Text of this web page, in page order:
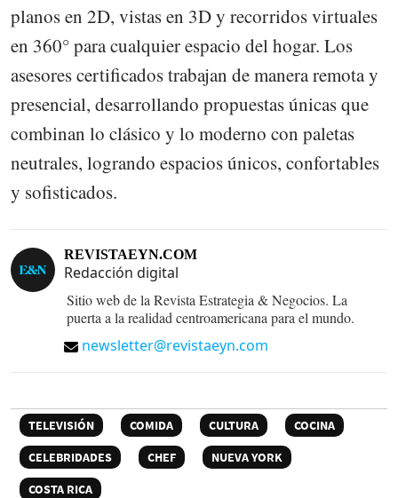
planos en 2D, vistas en 3D y recorridos virtuales
en 360° para cualquier espacio del hogar. Los
asesores certificados trabajan de manera remota y
presencial, desarrollando propuestas únicas que
combinan lo clásico y lo moderno con paletas
neutrales, logrando espacios únicos, confortables
y sofisticados.
REVISTAEYN.COM
Redacción digital
Sitio web de la Revista Estrategia & Negocios. La
puerta a la realidad centroamericana para el mundo.
newsletter@revistaeyn.com
TELEVISIÓN COMIDA CULTURA
COCINA
CELEBRIDADES
CHEF
NUEVA YORK
COSTA RICA